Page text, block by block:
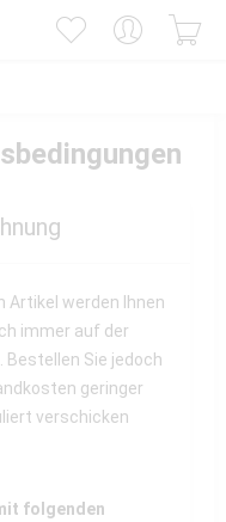
Artikel werden Ihnen
immer auf der
Sie jedoch
geringer
verschicken
folgenden